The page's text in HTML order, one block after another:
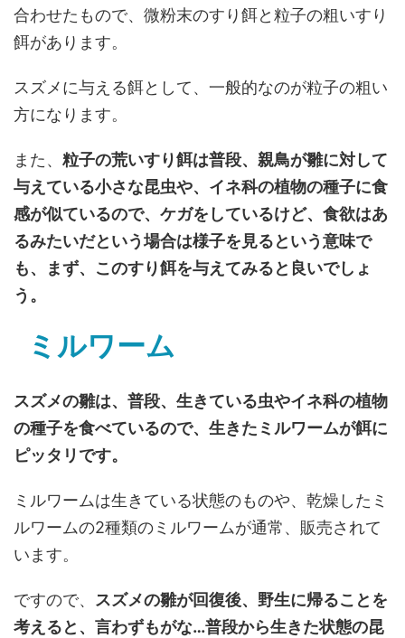
合わせたもので、 微粉末のすり餌と粒子の粗いすり
餌があります。
スズメに与える餌として、一般的なのが粒子の粗い
方になります。
また、 粒子の荒いすり餌は普段、親鳥が雛に対して
与えている小さな昆虫や、イネ科の植物の種子に食
感が似ているので、ケガをしているけど、食欲はあ
るみたいだという場合は様子を見るという意味で
も、まず、このすり餌を与えてみると良いでしょ
う。
ミルワーム
スズメの雛は、普段、生きている虫やイネ科の植物
の種子を食べているので、生きたミルワームが餌に
ピッタリです。
ミルワームは生きている状態のものや、乾燥したミ
ルワームの2種類のミルワームが通常、販売されて
います。
ですので、 スズメの雛が回復後、野生に帰ることを
考えると、言わずもがな…普段から生きた状態の昆